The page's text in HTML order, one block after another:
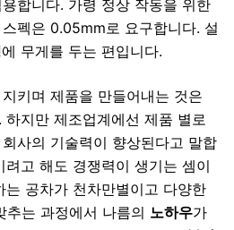
합니다. 가령 정상 작동을 위한
펙은 0.05mm로 요구합니다. 설
에 무게를 두는 편입니다.
키며 제품을 만들어내는 것은
지만 제조업계에선 제품 별로
사의 기술력이 향상된다고 말합
려고 해도 경쟁력이 생기는 셈이
는 공차가 천차만별이고 다양한
추는 과정에서 나름의 노하우가